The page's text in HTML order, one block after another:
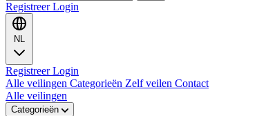
RegistreerLogin
NL
RegistreerLogin
Alle veilingen Categorieën Zelf veilen Contact
Alle veilingen
Categorieën